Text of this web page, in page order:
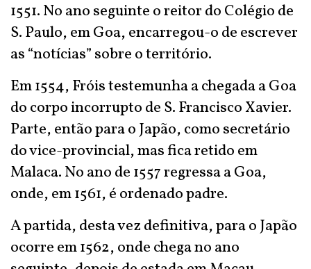
1551. No ano seguinte o reitor do Colégio de
S. Paulo, em Goa, encarregou-o de escrever
as “notícias” sobre o território.
Em 1554, Fróis testemunha a chegada a Goa
do corpo incorrupto de S. Francisco Xavier.
Parte, então para o Japão, como secretário
do vice-provincial, mas fica retido em
Malaca. No ano de 1557 regressa a Goa,
onde, em 1561, é ordenado padre.
A partida, desta vez definitiva, para o Japão
ocorre em 1562, onde chega no ano